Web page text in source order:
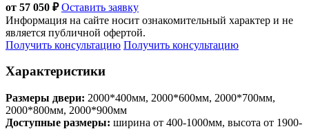
от 57 050 ₽Оставить заявку
Информация на сайте носит ознакомительный характер и не
является публичной офертой.
Получить консультацию Получить консультацию
Характеристики
Размеры двери: 2000*400мм, 2000*600мм, 2000*700мм,
2000*800мм, 2000*900мм
Доступные размеры: ширина от 400-1000мм, высота от 1900-